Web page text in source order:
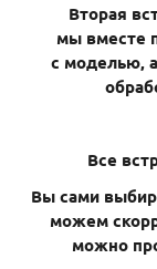
Вторая
мы вместе
с моделью,
Все
Вы сами
можем
можно